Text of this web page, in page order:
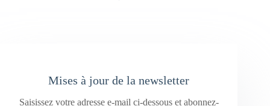
Mises à jour de la newsletter
Saisissez votre adresse e-mail ci-dessous et abonnez-